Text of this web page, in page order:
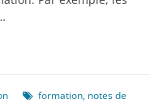
formation, notes de